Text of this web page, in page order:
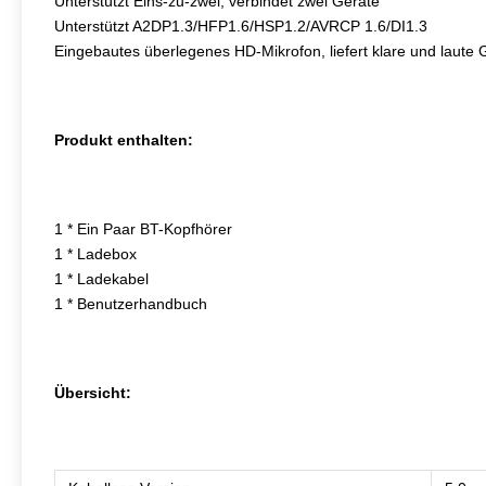
Unterstützt A2DP1.3/HFP1.6/HSP1.2/AVRCP 1.6/DI1.3
Eingebautes überlegenes HD-Mikrofon, liefert klare und laute
Produkt enthalten:
1 * Ein Paar BT-Kopfhörer
1 * Ladebox
1 * Ladekabel
1 * Benutzerhandbuch
Übersicht: